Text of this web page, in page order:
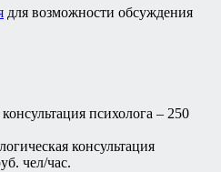
для возможности обсуждения
психолога – 250
консультация
чел/час.